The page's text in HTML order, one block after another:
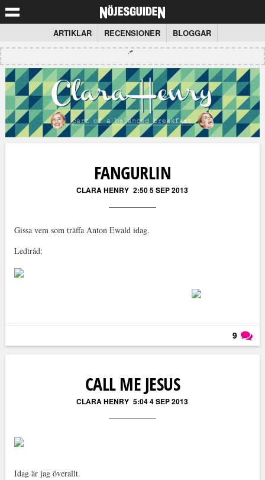
ARTIKLAR RECENSIONER BLOGGAR
FANGURLIN
CLARA HENRY 2:50 5 SEP 2013
Gissa vem som träffa Anton Ewald idag.
Ledtråd:
9
CALL ME JESUS
CLARA HENRY 5:04 4 SEP 2013
Idag är jag överallt.